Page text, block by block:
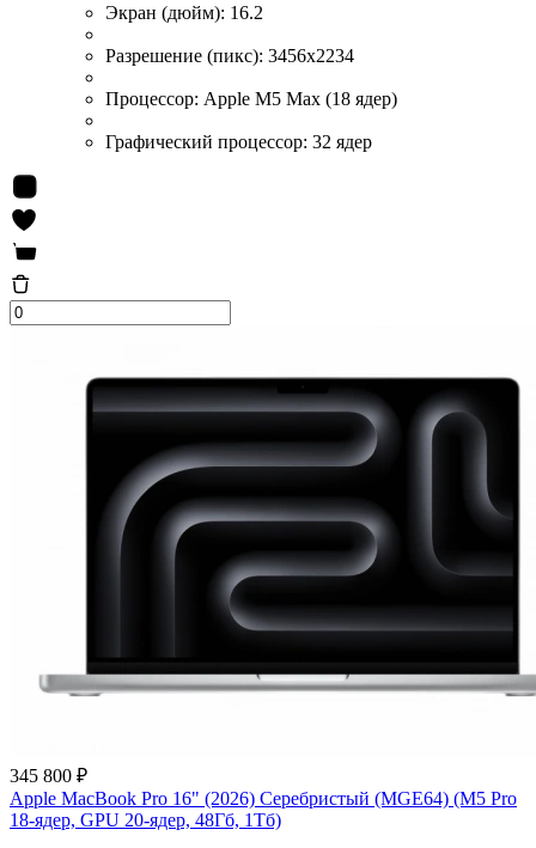
Экран (дюйм): 16.2
Разрешение (пикс): 3456х2234
Процессор: Apple M5 Max (18 ядер)
Графический процессор: 32 ядер
345 800 ₽
Apple MacBook Pro 16" (2026) Серебристый (MGE64) (M5 Pro
18-ядер, GPU 20-ядер, 48Гб, 1Тб)